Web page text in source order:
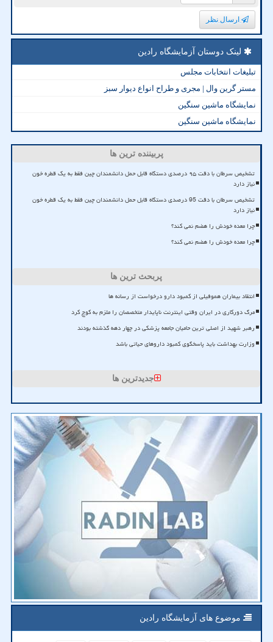
ارسال نظر
لینک دوستان آزمایشگاه رادین
تبلیغات انتخابات مجلس
مستر گرین وال | مجری و طراح انواع دیوار سبز
نمایشگاه ماشین سنگین
نمایشگاه ماشین سنگین
پربیننده ترین ها
تشخیص سرطان با دقت ۹۵ درصدی دستگاه قابل حمل دانشمندان چین فقط به یک قطره خون
نیاز دارد
تشخیص سرطان با دقت 95 درصدی دستگاه قابل حمل دانشمندان چین فقط به یک قطره خون
نیاز دارد
چرا معده خودش را هضم نمی کند؟
چرا معده خودش را هضم نمی کند؟
پربحث ترین ها
انتقاد بیماران هموفیلی از کمبود دارو درخواست از رسانه ها
مرگ دورکاری در ایران وقتی اینترنت ناپایدار متخصصان را ملزم به کوچ کرد
رهبر شهید از اصلی ترین حامیان جامعه پزشکی در چهار دهه گذشته بودند
وزارت بهداشت باید پاسخگوی کمبود داروهای حیاتی باشد
جدیدترین ها
موضوع های آزمایشگاه رادین